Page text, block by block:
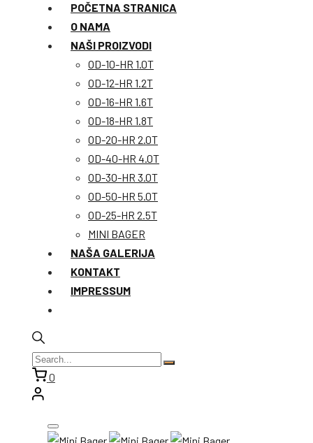
POČETNA STRANICA
O NAMA
NAŠI PROIZVODI
OD-10-HR 1.0T
OD-12-HR 1.2T
OD-16-HR 1.6T
OD-18-HR 1.8T
OD-20-HR 2.0T
OD-40-HR 4.0T
OD-30-HR 3.0T
OD-50-HR 5.0T
OD-25-HR 2.5T
MINI BAGER
NAŠA GALERIJA
KONTAKT
IMPRESSUM
0